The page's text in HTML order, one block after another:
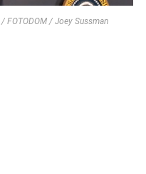
/ Joey Sussman